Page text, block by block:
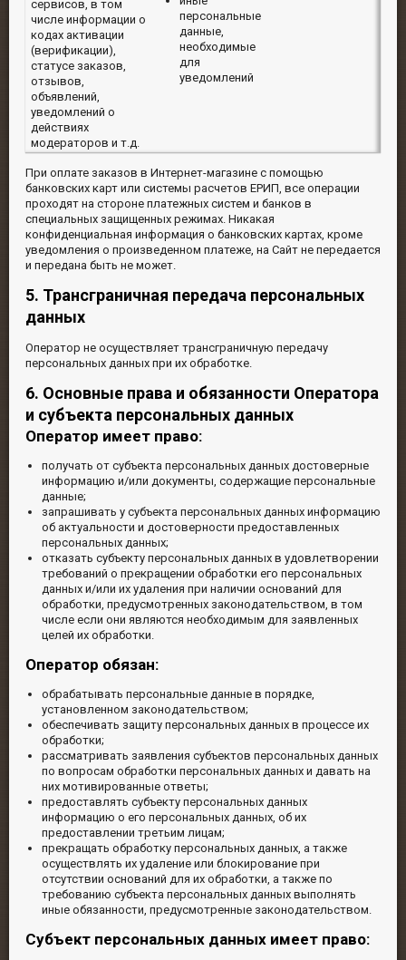
сервисов, в том
числе информации о
кодах активации
(верификации),
статусе заказов,
отзывов,
объявлений,
уведомлений о
действиях
модераторов и т.д.
персональные
данные,
необходимые
для
уведомлений
При оплате заказов в Интернет-магазине с помощью
банковских карт или системы расчетов ЕРИП, все операции
проходят на стороне платежных систем и банков в
специальных защищенных режимах. Никакая
конфиденциальная информация о банковских картах, кроме
уведомления о произведенном платеже, на Сайт не передается
и передана быть не может.
5. Трансграничная передача персональных
данных
Оператор не осуществляет трансграничную передачу
персональных данных при их обработке.
6. Основные права и обязанности Оператора
и субъекта персональных данных
Оператор имеет право:
получать от субъекта персональных данных достоверные
информацию и/или документы, содержащие персональные
данные;
запрашивать у субъекта персональных данных информацию
об актуальности и достоверности предоставленных
персональных данных;
отказать субъекту персональных данных в удовлетворении
требований о прекращении обработки его персональных
данных и/или их удаления при наличии оснований для
обработки, предусмотренных законодательством, в том
числе если они являются необходимым для заявленных
целей их обработки.
Оператор обязан:
обрабатывать персональные данные в порядке,
установленном законодательством;
обеспечивать защиту персональных данных в процессе их
обработки;
рассматривать заявления субъектов персональных данных
по вопросам обработки персональных данных и давать на
них мотивированные ответы;
предоставлять субъекту персональных данных
информацию о его персональных данных, об их
предоставлении третьим лицам;
прекращать обработку персональных данных, а также
осуществлять их удаление или блокирование при
отсутствии оснований для их обработки, а также по
требованию субъекта персональных данных выполнять
иные обязанности, предусмотренные законодательством.
Субъект персональных данных имеет право: